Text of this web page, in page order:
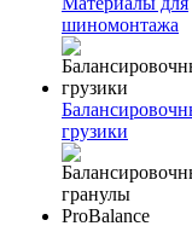
шиномонтажа
грузики